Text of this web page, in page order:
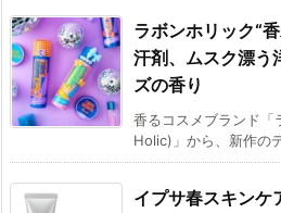
ラボンホリック“
汗剤、ムスク漂う
ズの香り
香るコスメブランド
Holic)」から、新作の
イプサ春スキンケ